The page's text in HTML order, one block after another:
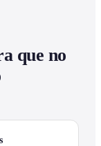
que no